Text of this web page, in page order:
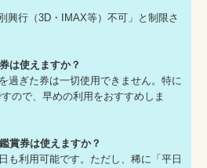
行（3D・IMAX等）不可」と制限さ
は使えますか？
過ぎた券は一切使用できません。特に
ので、早めの利用をおすすめしま
賞券は使えますか？
も利用可能です。ただし、稀に「平日